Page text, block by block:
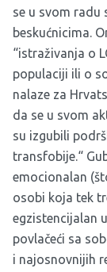
se u svom radu
beskućnicima.
“istraživanja o
populaciji ili o
nalaze za
da se u svom
su izgubili
transfobije.“
emocionalan
osobi koja tek
egzistencijalan
povlačeći sa
i najosnovnijih